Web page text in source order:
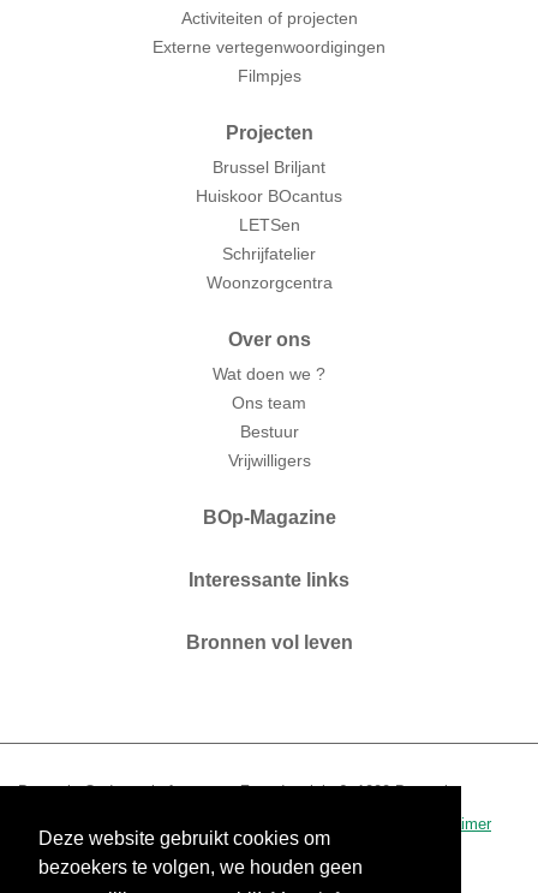
Deze website gebruikt cookies om
bezoekers te volgen, we houden geen
Activiteiten of projecten
Externe vertegenwoordigingen
Filmpjes
Projecten
Brussel Briljant
Huiskoor BOcantus
LETSen
Schrijfatelier
Woonzorgcentra
Over ons
Wat doen we ?
Ons team
Bestuur
Vrijwilligers
BOp-Magazine
Interessante links
Bronnen vol leven
Brussels Ouderenplatform vzw. Zaterdagplein 6. 1000 Brussel.
disclaimer
0434.390.942 - RPR Brussel